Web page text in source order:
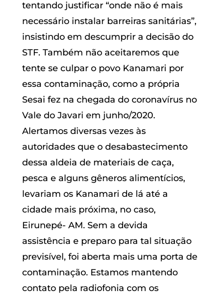
tentando justificar “onde não é mais
necessário instalar barreiras sanitárias”,
insistindo em descumprir a decisão do
STF. Também não aceitaremos que
tente se culpar o povo Kanamari por
essa contaminação, como a própria
Sesai fez na chegada do coronavírus no
Vale do Javari em junho/2020.
Alertamos diversas vezes às
autoridades que o desabastecimento
dessa aldeia de materiais de caça,
pesca e alguns gêneros alimentícios,
levariam os Kanamari de lá até a
cidade mais próxima, no caso,
Eirunepé- AM. Sem a devida
assistência e preparo para tal situação
previsível, foi aberta mais uma porta de
contaminação. Estamos mantendo
contato pela radiofonia com os